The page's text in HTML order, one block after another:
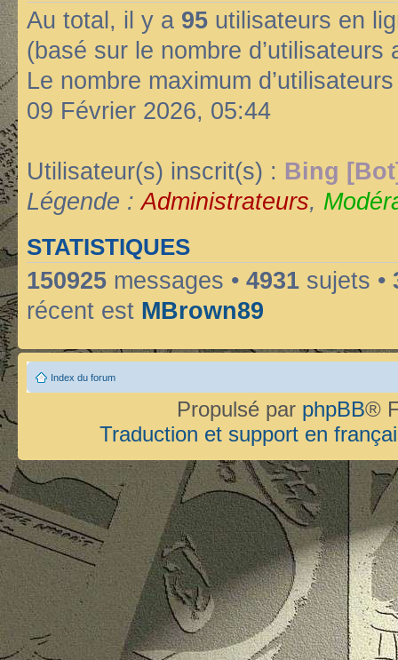
Au total, il y a 95 utilisateurs en
(basé sur le nombre
Le nombre maximum
09 Février 2026, 05:44
Utilisateur(s) inscrit(s) : Bing
Légende :Administrateurs,
STATISTIQUES
150925 messages • 4931 sujets •
récent est MBrown89
Index du forum
Propulsé par phpBB®
Traduction et support en